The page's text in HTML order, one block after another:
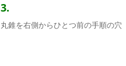
3.
丸錐を右側からひとつ前の手順の穴